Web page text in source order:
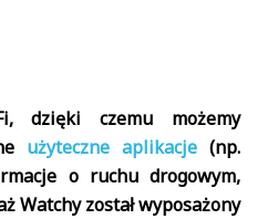
dzięki czemu możemy
użyteczne aplikacje(np.
o ruchu drogowym,
Watchy został wyposażony